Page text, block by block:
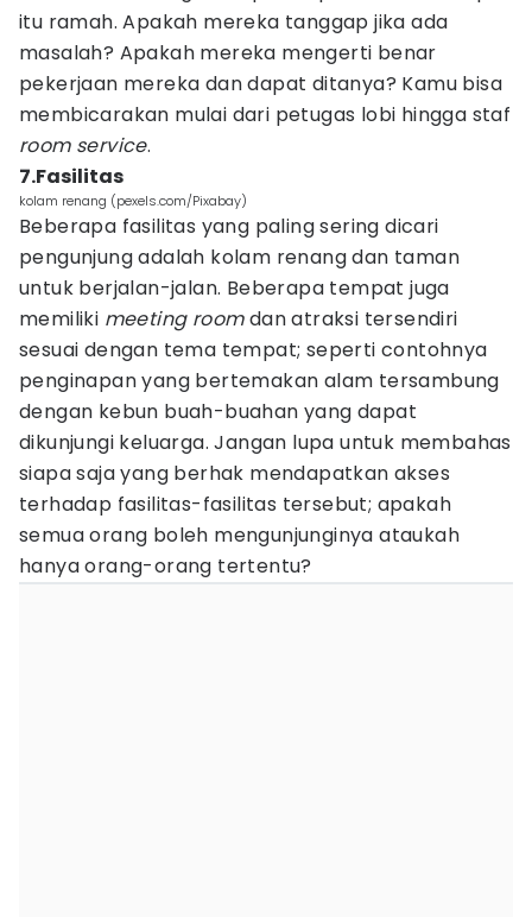
itu ramah. Apakah mereka tanggap jika ada
masalah? Apakah mereka mengerti benar
pekerjaan mereka dan dapat ditanya? Kamu bisa
membicarakan mulai dari petugas lobi hingga staf
room service.
7.Fasilitas
kolam renang (pexels.com/Pixabay)
Beberapa fasilitas yang paling sering dicari
pengunjung adalah kolam renang dan taman
untuk berjalan-jalan. Beberapa tempat juga
memiliki meeting roomdan atraksi tersendiri
sesuai dengan tema tempat; seperti contohnya
penginapan yang bertemakan alam tersambung
dengan kebun buah-buahan yang dapat
dikunjungi keluarga. Jangan lupa untuk membahas
siapa saja yang berhak mendapatkan akses
terhadap fasilitas-fasilitas tersebut; apakah
semua orang boleh mengunjunginya ataukah
hanya orang-orang tertentu?